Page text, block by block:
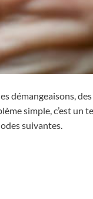
démangeaisons,
simple, c’est un
suivantes.